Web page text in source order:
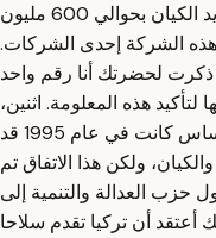
عقدت أو اتفقت على تمويل الكيان أو تزويد الكيان بحوالي 600 مليون
هذه الشركة إحدى الشركات.
ذكرت لحضرتك أنا رقم واحد
لتأكيد هذه المعلومة. اثنين،
لا يجب أن نتجاهل أن هناك تركيا بالأساس كانت في عام 1995 قد
ولكن هذا الاتفاق تم
حزب العدالة والتنمية إلى
وحتى الآن. لذلك أعتقد أن تركيا تقدم سلاحا